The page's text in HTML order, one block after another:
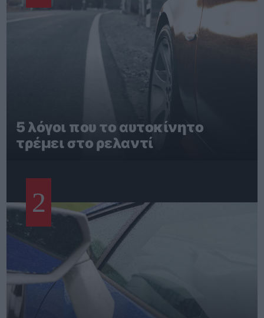
5 λόγοι που το αυτοκίνητο
τρέμει στο ρελαντί
2